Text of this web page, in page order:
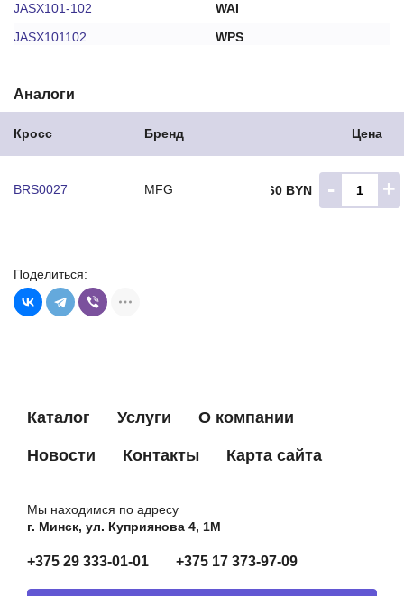
JASX101-102
WAI
JASX101102
WPS
Аналоги
Кросс Бренд Цена
BRS0027 MFG 12.60 BYN - +
Поделиться:
Каталог Услуги О компании
Новости Контакты Карта сайта
Мы находимся по адресу
г. Минск, ул. Куприянова 4, 1М
+375 29 333-01-01 +375 17 373-97-09